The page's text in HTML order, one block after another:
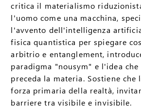
critica il materialismo
l'uomo come una macchina,
l'avvento dell'intelligenza
fisica quantistica per spiegare
arbitrio e entanglement,
paradigma "nousym" e l'idea che
preceda la materia. Sostiene che
forza primaria della realtà,
barriere tra visibile e invisibile.